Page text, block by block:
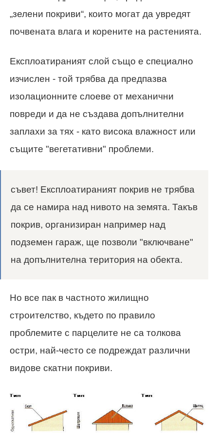
„зелени покриви“, които могат да увредят
почвената влага и корените на растенията.
Експлоатираният слой също е специално
изчислен - той трябва да предпазва
изолационните слоеве от механични
повреди и да не създава допълнителни
заплахи за тях - като висока влажност или
същите "вегетативни" проблеми.
съвет! Експлоатираният покрив не трябва
да се намира над нивото на земята. Такъв
покрив, организиран например над
подземен гараж, ще позволи "включване"
на допълнителна територия на обекта.
Но все пак в частното жилищно
строителство, където по правило
проблемите с парцелите не са толкова
остри, най-често се подреждат различни
видове скатни покриви.